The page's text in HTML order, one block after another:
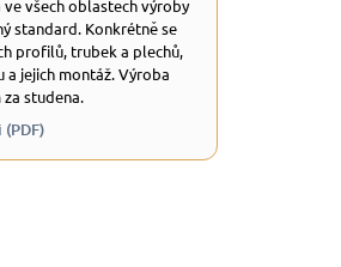
ve všech oblastech výroby
standard. Konkrétně se
profilů, trubek a plechů,
jejich montáž. Výroba
za studena.